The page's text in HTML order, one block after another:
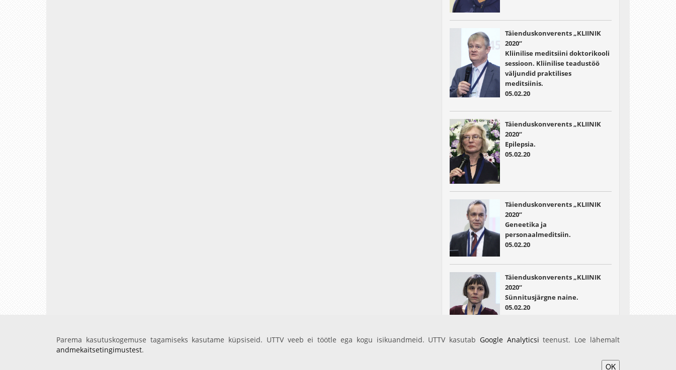
Täienduskonverents „KLIINIK
2020“
Kliinilise meditsiini doktorikooli
sessioon. Kliinilise teadustöö
väljundid praktilises
meditsiinis.
05.02.20
Täienduskonverents „KLIINIK
2020“
Epilepsia.
05.02.20
Täienduskonverents „KLIINIK
2020“
Geneetika ja
personaalmeditsiin.
05.02.20
Täienduskonverents „KLIINIK
2020“
Sünnitusjärgne naine.
05.02.20
Parema kasutuskogemuse tagamiseks kasutame küpsiseid. UTTV veeb ei töötle ega kogu isikuandmeid. UTTV kasutab Google Analyticsi teenust. Loe lähemalt
andmekaitsetingimustest.
OK